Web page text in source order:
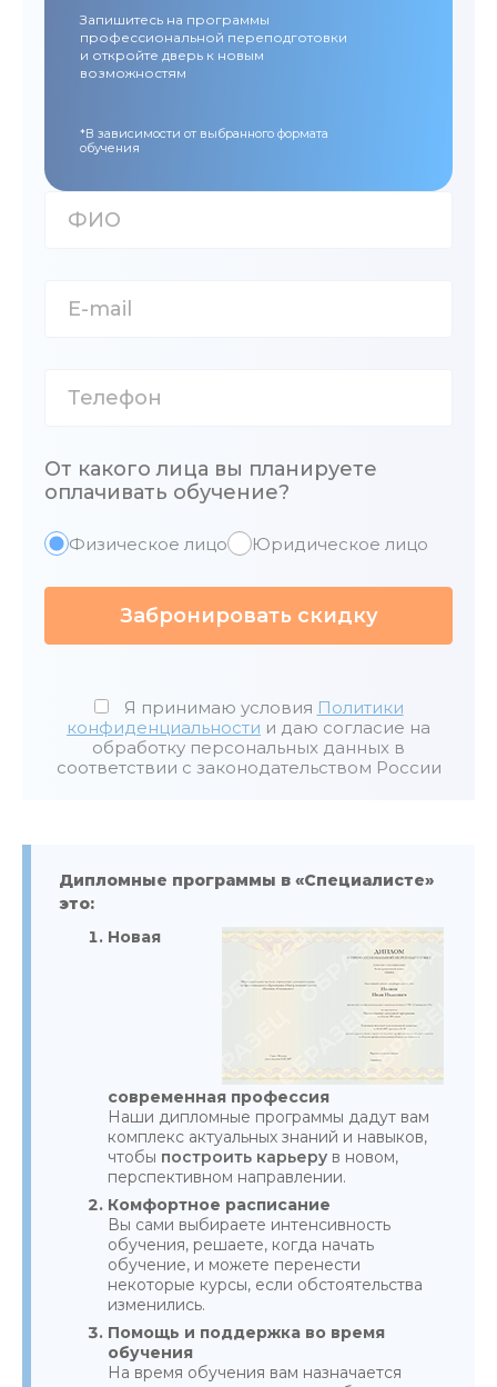
Запишитесь на программы
профессиональной переподготовки
и откройте дверь к новым
возможностям
*В зависимости от выбранного формата
обучения
От какого лица вы планируете
оплачивать обучение?
Физическое лицо Юридическое лицо
Забронировать скидку
Я принимаю условия Политики
конфиденциальности и даю согласие на
обработку персональных данных в
соответствии с законодательством России
Дипломные программы в «Специалисте»
это:
Новая
современная профессия
Наши дипломные программы дадут вам
комплекс актуальных знаний и навыков,
чтобы построить карьеру в новом,
перспективном направлении.
Комфортное расписание
Вы сами выбираете интенсивность
обучения, решаете, когда начать
обучение, и можете перенести
некоторые курсы, если обстоятельства
изменились.
Помощь и поддержка во время
обучения
На время обучения вам назначается